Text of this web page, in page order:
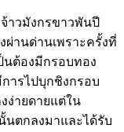
จ้าวมังกรขาวพันปี
านด่านเพราะครั้งที่
นต้องมีกรอบทอง
ารไปบุกชิงกรอบ
ง่ายดายแต่ใน
นตกลงมาและได้รับ